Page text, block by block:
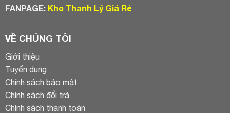
FANPAGE: Kho Thanh Lý Giá Rẻ
VỀ CHÚNG TÔI
Giới thiệu
Tuyển dụng
Chính sách bảo mật
Chính sách đổi trả
Chính sách thanh toán